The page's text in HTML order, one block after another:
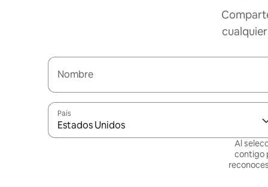
Nombre
País
Estados Unidos
Al
contigo